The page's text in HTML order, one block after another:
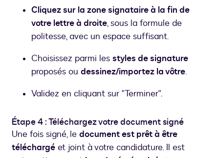
Cliquez sur la zone signataire à la fin de
votre lettre à droite, sous la formule de
politesse, avec un espace suffisant.
Choisissez parmi les styles de signature
proposés ou dessinez/importez la vôtre.
Validez en cliquant sur "Terminer".
Étape 4 : Téléchargez votre document signé
Une fois signé, le document est prêt à être
téléchargé et joint à votre candidature. Il est